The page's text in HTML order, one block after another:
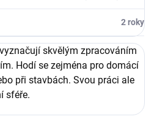
2 roky
skvělým zpracováním
Hodí se zejména pro domácí
při stavbách. Svou práci ale
sféře.